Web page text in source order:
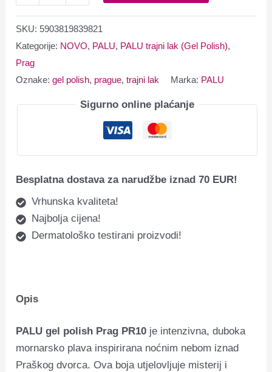
SKU: 5903819839821
Kategorije: NOVO, PALU, PALU trajni lak (Gel Polish),
Prag
Oznake:gel polish, prague,trajni lak Marka: PALU
Sigurno online plaćanje
Besplatna dostava za narudžbe iznad 70 EUR!
Vrhunska kvaliteta!
Najbolja cijena!
Dermatološko testirani proizvodi!
Opis
PALU gel polish Prag PR10 je intenzivna, duboka
mornarsko plava inspirirana noćnim nebom iznad
Praškog dvorca. Ova boja utjelovljuje misterij i